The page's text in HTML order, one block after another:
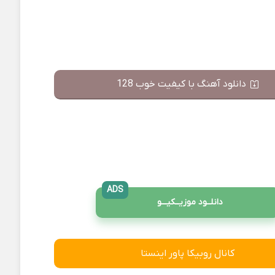
دانلود آهنگ با کیفیت خوب 128
دانلــود موزیــکیـــو
ADS
کانال روبیکا پاور اینستا